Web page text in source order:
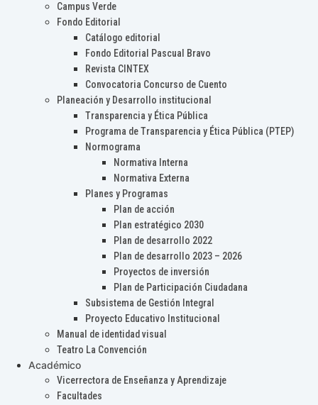
Campus Verde
Fondo Editorial
Catálogo editorial
Fondo Editorial Pascual Bravo
Revista CINTEX
Convocatoria Concurso de Cuento
Planeación y Desarrollo institucional
Transparencia y Ética Pública
Programa de Transparencia y Ética Pública (PTEP)
Normograma
Normativa Interna
Normativa Externa
Planes y Programas
Plan de acción
Plan estratégico 2030
Plan de desarrollo 2022
Plan de desarrollo 2023 – 2026
Proyectos de inversión
Plan de Participación Ciudadana
Subsistema de Gestión Integral
Proyecto Educativo Institucional
Manual de identidad visual
Teatro La Convención
Académico
Vicerrectora de Enseñanza y Aprendizaje
Facultades